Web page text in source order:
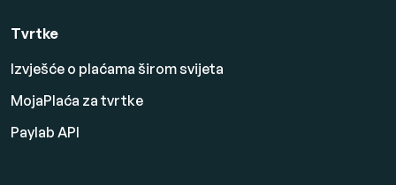
Tvrtke
Izvješće o plaćama širom svijeta
MojaPlaća za tvrtke
Paylab API